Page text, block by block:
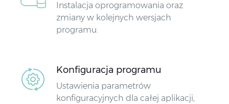
Instalacja oprogramowania oraz
zmiany w kolejnych wersjach
programu.
Konfiguracja programu
Ustawienia parametrów
konfiguracyjnych dla całej aplikacji,